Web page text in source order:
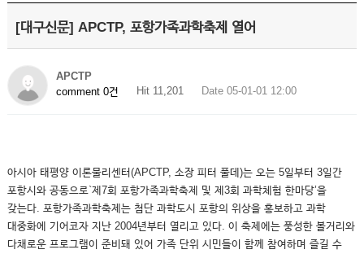
[대구신문] APCTP, 포항가족과학축제 열어
APCTP
comment 0건
Hit 11,201 Date 05-01-01 12:00
아시아 태평양 이론물리센터(APCTP, 소장 피터 풀데)는 오는 5일부터 3일간
포항시와 공동으로`제7회 포항가족과학축제 및 제3회 과학체험 한마당’을
갖는다. 포항가족과학축제는 첨단 과학도시 포항의 위상을 홍보하고 과학
대중화에 기어코자 지난 2004년부터 열리고 있다. 이 축제에는 풍성한 볼거리와
다채로운 프로그램이 준비돼 있어 가족 단위 시민들이 함께 참여하며 즐길 수